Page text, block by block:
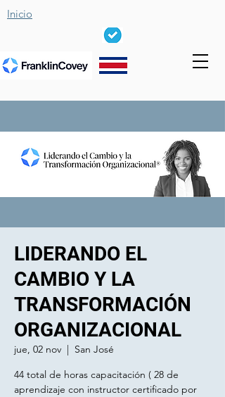
Inicio
LIDERANDO EL
CAMBIO Y LA
TRANSFORMACIÓN
ORGANIZACIONAL
jue, 02 nov
  |
San José
44 total de horas capacitación ( 28 de
aprendizaje con instructor certificado por